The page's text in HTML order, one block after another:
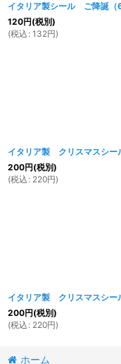
イタリア製シール ご降誕
120円(税別)
(税込 : 132円)
イタリア製 クリスマスシ
200円(税別)
(税込 : 220円)
イタリア製 クリスマスシ
200円(税別)
(税込 : 220円)
ホーム